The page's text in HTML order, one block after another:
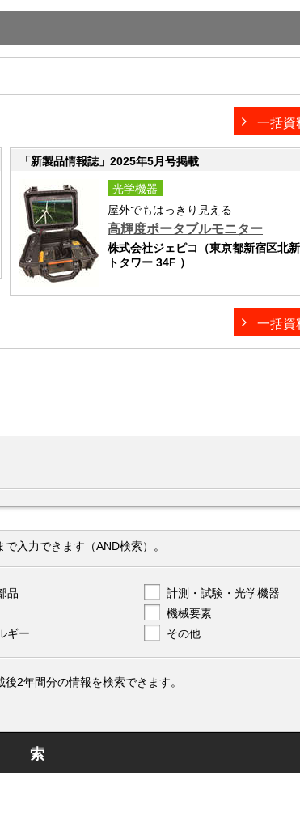
一括資
「新製品情報誌」2025年5月号掲載
光学機器
屋外でもはっきり見える
高輝度ポータブルモニター
株式会社ジェピコ（東京都新宿区北
トタワー 34F ）
一括資
入力できます（AND検索）。
品
計測・試験・光学機器
機械要素
ギー その他
2年間分の情報を検索できます。
索